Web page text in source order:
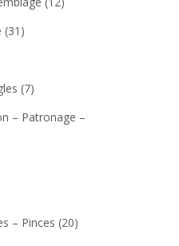
(31)
(7)
– Patronage –
– Pinces (20)